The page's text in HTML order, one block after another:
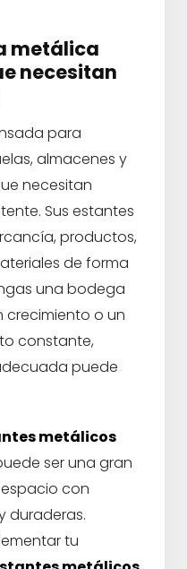
metálica
necesitan
para
almacenes y
necesitan
Sus estantes
productos,
de forma
una bodega
crecimiento o un
constante,
puede
metálicos
ser una gran
con
duraderas.
tu